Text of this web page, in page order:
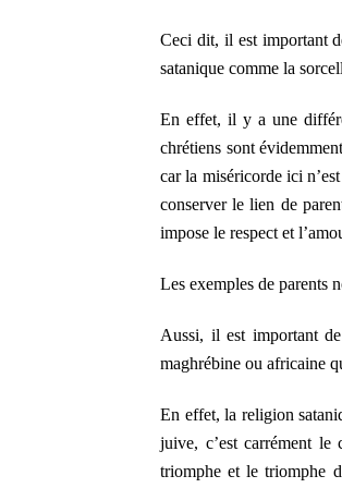
Ceci dit, il est important
satanique comme la
En effet, il y a une
chrétiens sont
car la miséricorde ici
conserver le lien de
impose le respect et
Les exemples de parents
Aussi, il est important
maghrébine ou africaine
En effet, la religion
juive, c’est carrément
triomphe et le triomphe